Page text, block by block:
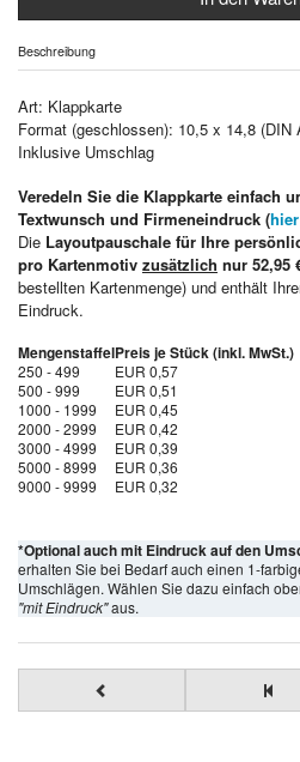
Beschreibung
Art: Klappkarte
Format (geschlossen): 10,5 x 14,8 (DIN
Inklusive Umschlag
Veredeln Sie die Klappkarte einfach
Textwunsch und Firmeneindruck (
Die Layoutpauschale für Ihre
pro Kartenmotiv zusätzlich nur 52,95
bestellten Kartenmenge) und enthält
Eindruck.
MengenstaffelPreis je Stück (inkl. MwSt.)
250 - 499
EUR 0,57
500 - 999
EUR 0,51
1000 - 1999
EUR 0,45
2000 - 2999
EUR 0,42
3000 - 4999
EUR 0,39
5000 - 8999
EUR 0,36
9000 - 9999
EUR 0,32
*Optional auch mit Eindruck auf den
erhalten Sie bei Bedarf auch einen 1-
Umschlägen. Wählen Sie dazu einfach
"mit Eindruck"aus.